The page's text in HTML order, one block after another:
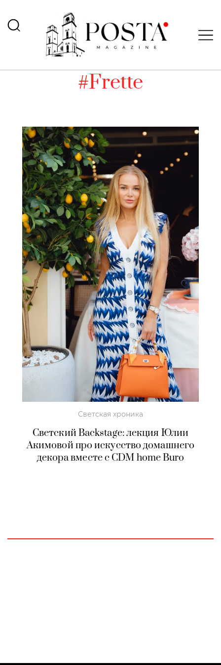
#Frette
Светская хроника
Светский Backstage: лекция Юлии
Акимовой про искусство домашнего
декора вместе с CDM home Buro